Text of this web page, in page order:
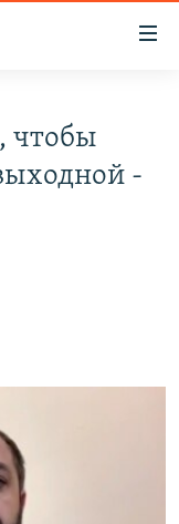
чтобы
-